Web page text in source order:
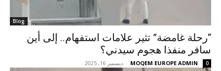
Blog
“رحلة غامضة” تثير علامات استفهام.. إلى أين
سافر منفذا هجوم سيدني؟
MOQEM EUROPE ADMIN
- ديسمبر 16, 2025 0